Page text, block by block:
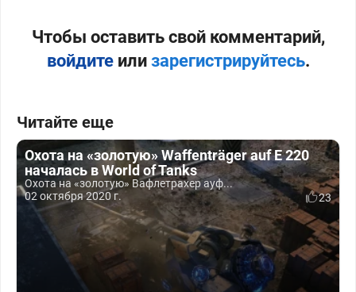
Чтобы оставить свой комментарий,
войдитеили зарегистрируйтесь.
Читайте еще
Охота на «золотую» Waffenträger auf E 220
началась в World of Tanks
Охота на «золотую» Вафлетрахер ауф...
02 октября 2020 г.
23